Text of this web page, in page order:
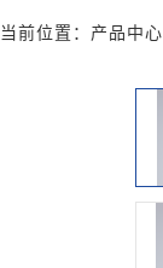
当前位置： 产品中心